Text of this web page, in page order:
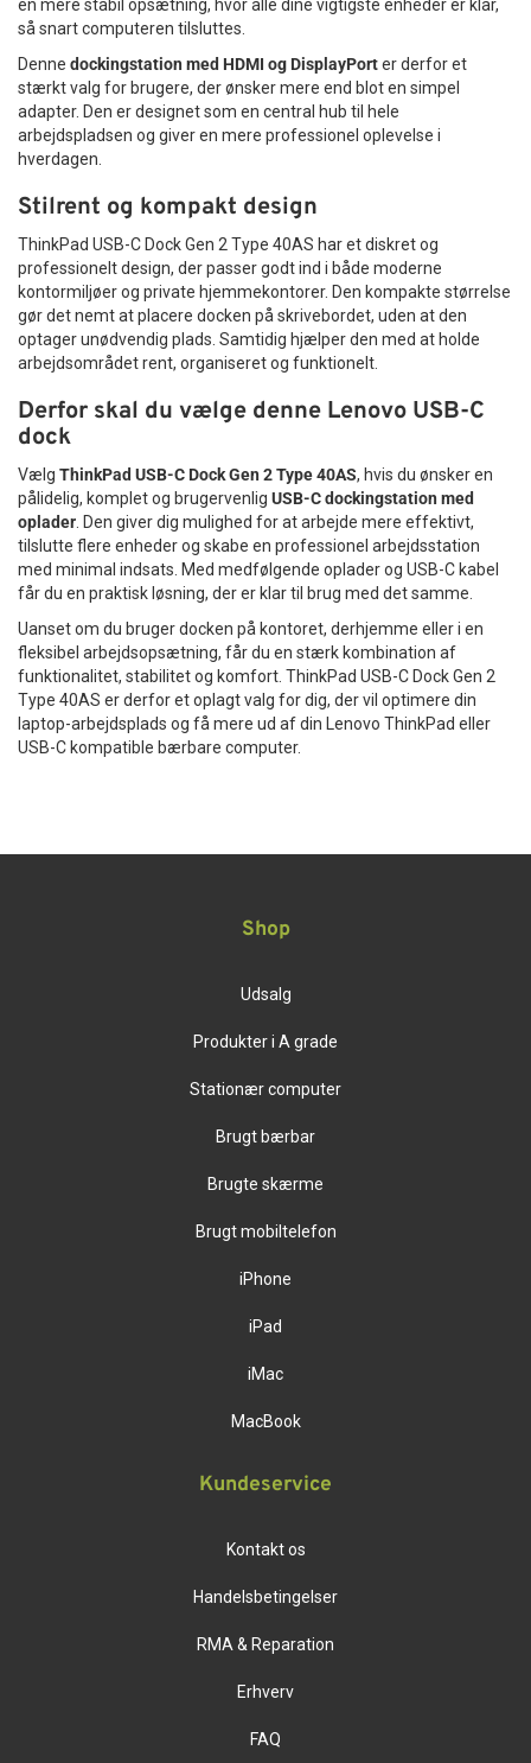
en mere stabil opsætning, hvor alle dine vigtigste enheder er klar,
så snart computeren tilsluttes.
Denne dockingstation med HDMI og DisplayPorter derfor et
stærkt valg for brugere, der ønsker mere end blot en simpel
adapter. Den er designet som en central hub til hele
arbejdspladsen og giver en mere professionel oplevelse i
hverdagen.
Stilrent og kompakt design
ThinkPad USB-C Dock Gen 2 Type 40AS har et diskret og
professionelt design, der passer godt ind i både moderne
kontormiljøer og private hjemmekontorer. Den kompakte størrelse
gør det nemt at placere docken på skrivebordet, uden at den
optager unødvendig plads. Samtidig hjælper den med at holde
arbejdsområdet rent, organiseret og funktionelt.
Derfor skal du vælge denne Lenovo USB-C
dock
Vælg ThinkPad USB-C Dock Gen 2 Type 40AS, hvis du ønsker en
pålidelig, komplet og brugervenlig USB-C dockingstation med
oplader . Den giver dig mulighed for at arbejde mere effektivt,
tilslutte flere enheder og skabe en professionel arbejdsstation
med minimal indsats. Med medfølgende oplader og USB-C kabel
får du en praktisk løsning, der er klar til brug med det samme.
Uanset om du bruger docken på kontoret, derhjemme eller i en
fleksibel arbejdsopsætning, får du en stærk kombination af
funktionalitet, stabilitet og komfort. ThinkPad USB-C Dock Gen 2
Type 40AS er derfor et oplagt valg for dig, der vil optimere din
laptop-arbejdsplads og få mere ud af din Lenovo ThinkPad eller
USB-C kompatible bærbare computer.
Shop
Udsalg
Produkter i A grade
Stationær computer
Brugt bærbar
Brugte skærme
Brugt mobiltelefon
iPhone
iPad
iMac
MacBook
Kundeservice
Kontakt os
Handelsbetingelser
RMA & Reparation
Erhverv
FAQ